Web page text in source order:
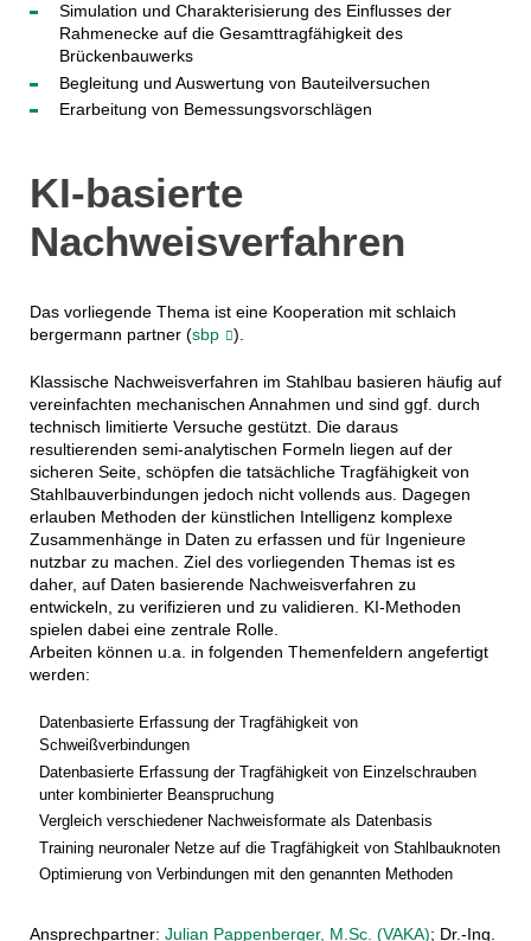
Simulation und Charakterisierung des Einflusses der
Rahmenecke auf die Gesamttragfähigkeit des
Brückenbauwerks
Begleitung und Auswertung von Bauteilversuchen
Erarbeitung von Bemessungsvorschlägen
KI-basierte
Nachweisverfahren
Das vorliegende Thema ist eine Kooperation mit schlaich
bergermann partner (sbp ).
Klassische Nachweisverfahren im Stahlbau basieren häufig auf
vereinfachten mechanischen Annahmen und sind ggf. durch
technisch limitierte Versuche gestützt. Die daraus
resultierenden semi-analytischen Formeln liegen auf der
sicheren Seite, schöpfen die tatsächliche Tragfähigkeit von
Stahlbauverbindungen jedoch nicht vollends aus. Dagegen
erlauben Methoden der künstlichen Intelligenz komplexe
Zusammenhänge in Daten zu erfassen und für Ingenieure
nutzbar zu machen. Ziel des vorliegenden Themas ist es
daher, auf Daten basierende Nachweisverfahren zu
entwickeln, zu verifizieren und zu validieren. KI-Methoden
spielen dabei eine zentrale Rolle.
Arbeiten können u.a. in folgenden Themenfeldern angefertigt
werden:
Datenbasierte Erfassung der Tragfähigkeit von
Schweißverbindungen
Datenbasierte Erfassung der Tragfähigkeit von Einzelschrauben
unter kombinierter Beanspruchung
Vergleich verschiedener Nachweisformate als Datenbasis
Training neuronaler Netze auf die Tragfähigkeit von Stahlbauknoten
Optimierung von Verbindungen mit den genannten Methoden
Ansprechpartner: Julian Pappenberger, M.Sc. (VAKA); Dr.-Ing.